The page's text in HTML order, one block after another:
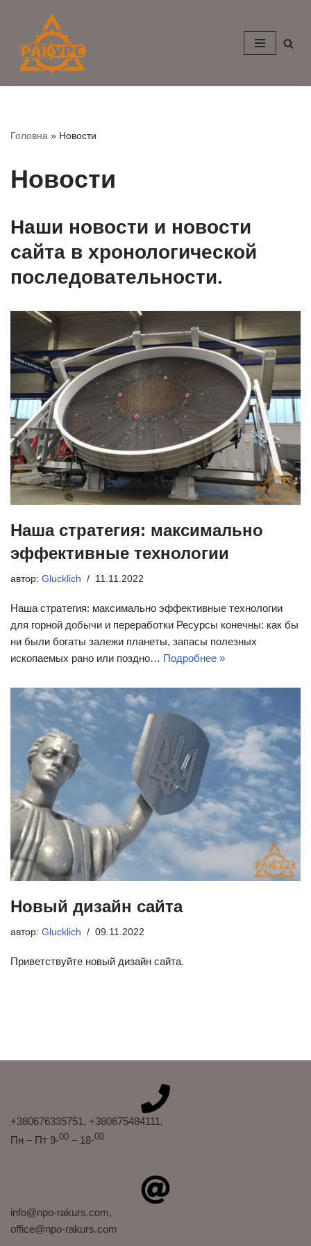
Перейти
содержимому
Головна » Новости
Новости
Наши новости и новости
сайта в хронологической
последовательности.
Наша стратегия: максимально
эффективные технологии
автор: Glucklich 11.11.2022
Наша стратегия: максимально эффективные технологии
для горной добычи и переработки Ресурсы конечны: как бы
ни были богаты залежи планеты, запасы полезных
ископаемых рано или поздно… Подробнее »
Новый дизайн сайта
автор: Glucklich 09.11.2022
Приветствуйте новый дизайн сайта.
+380676335751 , +380675484111 ,
Пн – Пт 9-00 – 18-00
info@npo-rakurs.com,
office@npo-rakurs.com